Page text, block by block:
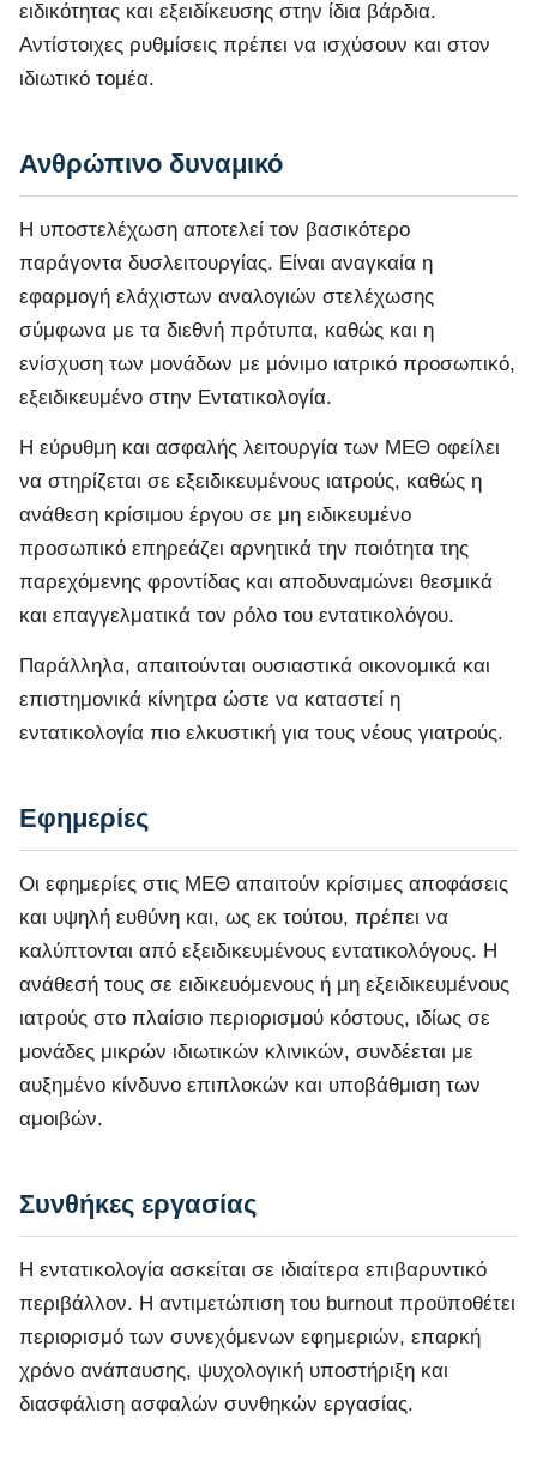
ειδικότητας και εξειδίκευσης στην ίδια βάρδια.
Αντίστοιχες ρυθμίσεις πρέπει να ισχύσουν και στον
ιδιωτικό τομέα.
Ανθρώπινο δυναμικό
Η υποστελέχωση αποτελεί τον βασικότερο
παράγοντα δυσλειτουργίας. Είναι αναγκαία η
εφαρμογή ελάχιστων αναλογιών στελέχωσης
σύμφωνα με τα διεθνή πρότυπα, καθώς και η
ενίσχυση των μονάδων με μόνιμο ιατρικό προσωπικό,
εξειδικευμένο στην Εντατικολογία.
Η εύρυθμη και ασφαλής λειτουργία των ΜΕΘ οφείλει
να στηρίζεται σε εξειδικευμένους ιατρούς, καθώς η
ανάθεση κρίσιμου έργου σε μη ειδικευμένο
προσωπικό επηρεάζει αρνητικά την ποιότητα της
παρεχόμενης φροντίδας και αποδυναμώνει θεσμικά
και επαγγελματικά τον ρόλο του εντατικολόγου.
Παράλληλα, απαιτούνται ουσιαστικά οικονομικά και
επιστημονικά κίνητρα ώστε να καταστεί η
εντατικολογία πιο ελκυστική για τους νέους γιατρούς.
Εφημερίες
Οι εφημερίες στις ΜΕΘ απαιτούν κρίσιμες αποφάσεις
και υψηλή ευθύνη και, ως εκ τούτου, πρέπει να
καλύπτονται από εξειδικευμένους εντατικολόγους. Η
ανάθεσή τους σε ειδικευόμενους ή μη εξειδικευμένους
ιατρούς στο πλαίσιο περιορισμού κόστους, ιδίως σε
μονάδες μικρών ιδιωτικών κλινικών, συνδέεται με
αυξημένο κίνδυνο επιπλοκών και υποβάθμιση των
αμοιβών.
Συνθήκες εργασίας
Η εντατικολογία ασκείται σε ιδιαίτερα επιβαρυντικό
περιβάλλον. Η αντιμετώπιση του burnout προϋποθέτει
περιορισμό των συνεχόμενων εφημεριών, επαρκή
χρόνο ανάπαυσης, ψυχολογική υποστήριξη και
διασφάλιση ασφαλών συνθηκών εργασίας.